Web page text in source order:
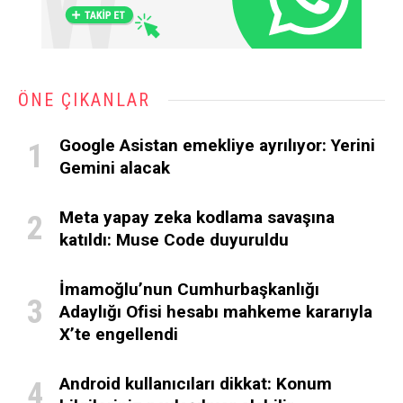
ÖNE ÇIKANLAR
Google Asistan emekliye ayrılıyor: Yerini
Gemini alacak
Meta yapay zeka kodlama savaşına
katıldı: Muse Code duyuruldu
İmamoğlu’nun Cumhurbaşkanlığı
Adaylığı Ofisi hesabı mahkeme kararıyla
X’te engellendi
Android kullanıcıları dikkat: Konum